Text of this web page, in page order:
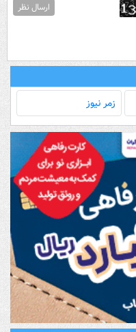
ارسال نظر
زمر نیوز